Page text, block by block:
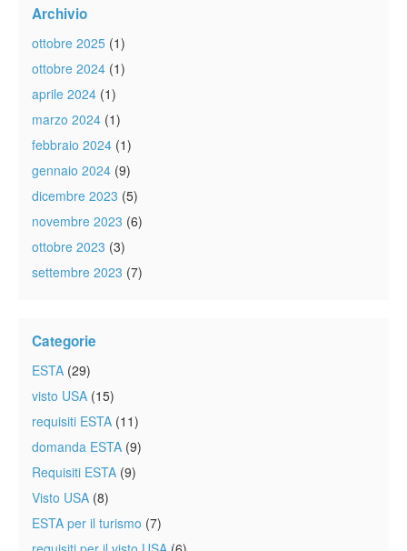
Archivio
ottobre 2025 (1)
ottobre 2024 (1)
aprile 2024 (1)
marzo 2024 (1)
febbraio 2024 (1)
gennaio 2024 (9)
dicembre 2023 (5)
novembre 2023 (6)
ottobre 2023 (3)
settembre 2023 (7)
Categorie
ESTA (29)
visto USA (15)
requisiti ESTA (11)
domanda ESTA (9)
Requisiti ESTA (9)
Visto USA (8)
ESTA per il turismo (7)